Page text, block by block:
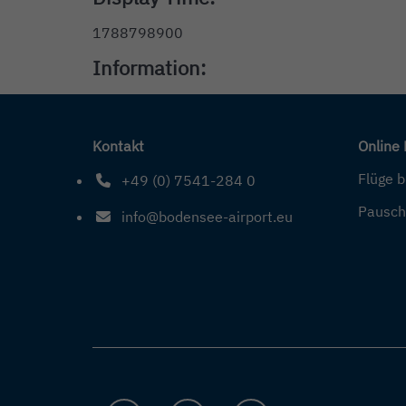
1788798900
Information:
Kontakt
+49 (0) 7541-284 0
Telefonnummer: 4 9 0 7 5 4 1 2 8 4 0
info@bodensee-airport.eu
E-Mail Adresse: info@bodensee-airport.eu
Online
Flüge